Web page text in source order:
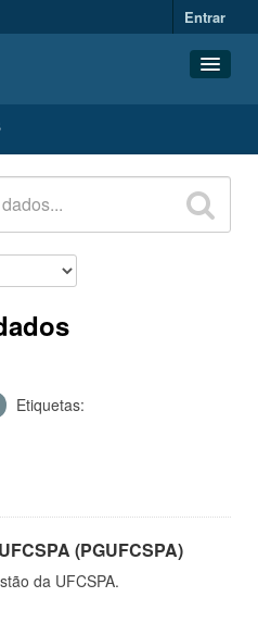
Entrar
Etiquetas:
(PGUFCSPA)
da UFCSPA.